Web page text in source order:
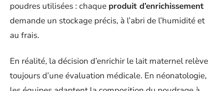
poudres utilisées : chaque produit d’enrichissement
demande un stockage précis, à l’abri de l’humidité et
au frais.
En réalité, la décision d’enrichir le lait maternel relève
toujours d’une évaluation médicale. En néonatologie,